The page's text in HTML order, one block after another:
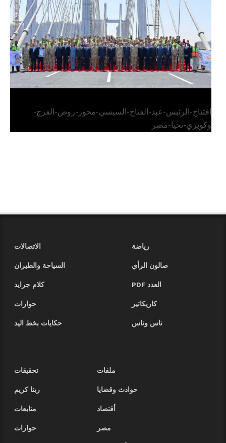
وكوبري تحيا مصر
افتتاح-الرئيس-عبد-الفتاح-السيسي-محور-روض-الفرج-
وكوبري-تحيا-مصر
رياضة
الاتصالات
صالون الرأي
السياحة والطيران
العدد PDF
كلام جرايد
كاريكاتير
حوارات
ناس وناس
حكايات بخط اليد
ملفات
تحقيقات
حوادث وقضايا
ربنا كريم
أقتصاد
متابعات
مصر
حوارات